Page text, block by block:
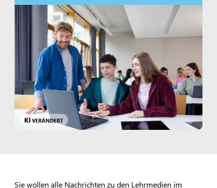
KI VERÄNDERT
Sie wollen alle Nachrichten zu den Lehrmedien im